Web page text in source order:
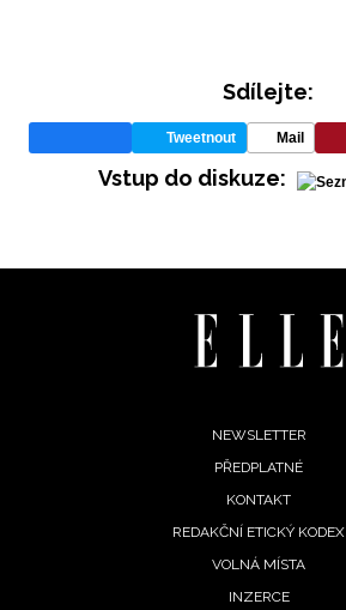
Sdílejte:
Tweetnout Mail
Vstup do diskuze:
NEWSLETTER
PŘEDPLATNÉ
KONTAKT
REDAKČNÍ ETICKÝ KODEX
VOLNÁ MÍSTA
INZERCE